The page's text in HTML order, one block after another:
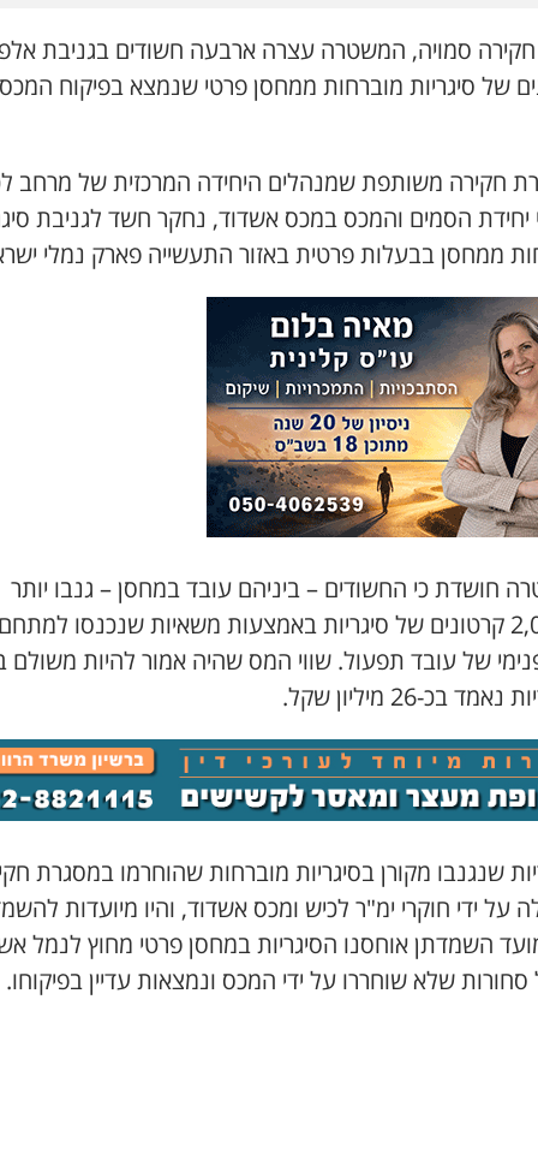
סמויה, המשטרה עצרה ארבעה חשודים בגניבת
חקירה משותפת שמנהלים היחידה המרכזית של מרחב
יחידת הסמים והמכס במכס אשדוד, נחקר חשד לגניבת
ממחסן בבעלות פרטית באזור התעשייה פארק נמלי
חושדת כי החשודים – ביניהם עובד במחסן – גנבו יותר
מ-2,000 קרטונים של סיגריות באמצעות משאיות שנכנסו
של עובד תפעול. שווי המס שהיה אמור להיות משולם
בכ-26 מיליון שקל.
שנגנבו מקורן בסיגריות מוברחות שהוחרמו במסגרת
על ידי חוקרי ימ"ר לכיש ומכס אשדוד, והיו מיועדות
השמדתן אוחסנו הסיגריות במחסן פרטי מחוץ לנמל
סחורות שלא שוחררו על ידי המכס ונמצאות עדיין בפיקוחו.